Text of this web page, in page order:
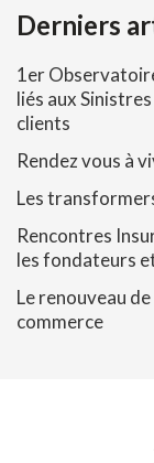
Derniers
1er
liés aux
clients
Rendez vous à
Les
Rencontres
les fondateurs
Le renouveau
commerce